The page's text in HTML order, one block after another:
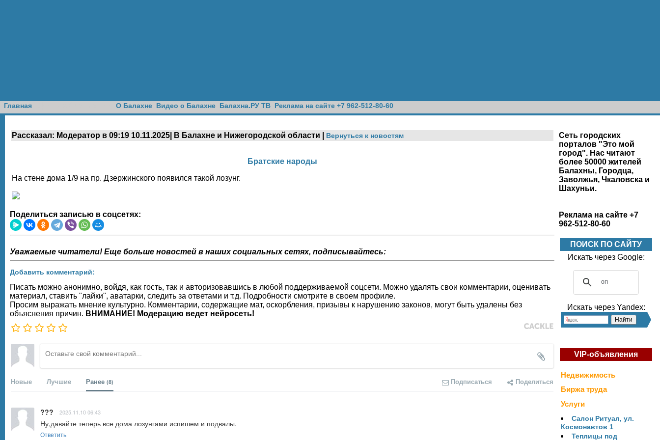
Главная О Балахне Видео о Балахне Балахна.РУ ТВ Реклама на сайте +7 962-512-80-60
Рассказал: Модератор в 09:19 10.11.2025| В Балахне и Нижегородской области | Вернуться к новостям
Братские народы
На стене дома 1/9 на пр. Дзержинского появился такой лозунг.
Поделиться записью в соцсетях:
Уважаемые читатели! Еще больше новостей в наших социальных сетях, подписывайтесь:
Добавить комментарий:
Писать можно анонимно, войдя, как гость, так и авторизовавшись в любой поддерживаемой соцсети. Можно удалять свои комментарии, оценивать
материал, ставить "лайки", аватарки, следить за ответами и т.д. Подробности смотрите в своем профиле.
Просим выражать мнение культурно. Комментарии, содержащие мат, оскорбления, призывы к нарушению законов, могут быть удалены без
объяснения причин. ВНИМАНИЕ! Модерацию ведет нейросеть!
Новые Лучшие Ранее (8) Подписаться Поделиться
??? 2025.11.10 06:43
Ну,давайте теперь все дома лозунгами испишем и подвалы.
Ответить
Сеть городских
порталов "Это мой
город". Нас читают
более 50000 жителей
Балахны, Городца,
Заволжья, Чкаловска и
Шахуньи.
Реклама на сайте +7
962-512-80-60
ПОИСК ПО САЙТУ
Искать через Google:
Искать через Yandex:
VIP-объявления
Недвижимость
Биржа труда
Услуги
Салон Ритуал, ул.
Космонавтов 1
Теплицы под